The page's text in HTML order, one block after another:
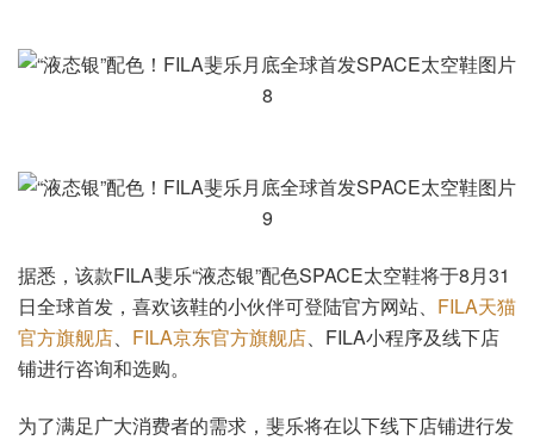
据悉，该款FILA斐乐“液态银”配色SPACE太空鞋将于8月31
日全球首发，喜欢该鞋的小伙伴可登陆官方网站、 FILA天猫
官方旗舰店、 FILA京东官方旗舰店、FILA小程序及线下店
铺进行咨询和选购。
为了满足广大消费者的需求，斐乐将在以下线下店铺进行发